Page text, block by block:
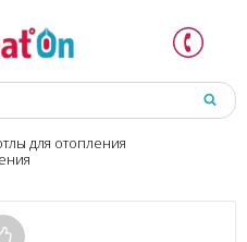
для отопления